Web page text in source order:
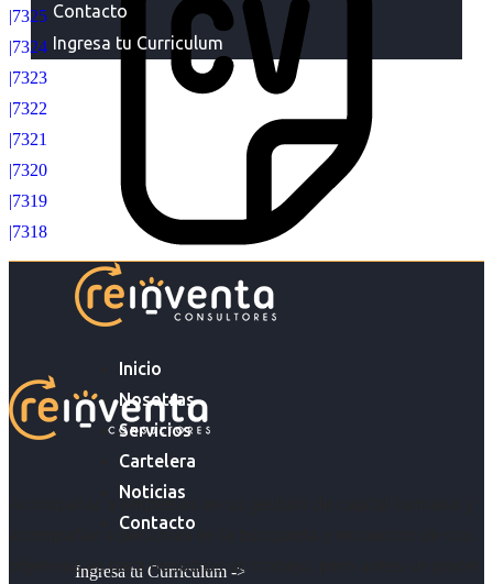
Inicio
Nosotras
Servicios
Cartelera
Noticias
Contacto
Ingresa tu Curriculum ->
Contacto
Ingresa tu Curriculum
|7325
|7324
|7323
|7322
|7321
|7320
|7319
|7318
Acompañar a empresas en su gestión de capital humano y
acompañar a personas en la búsqueda y encuentro de sus
objetivos es para nosotros un trabajo, pero antes un placer.